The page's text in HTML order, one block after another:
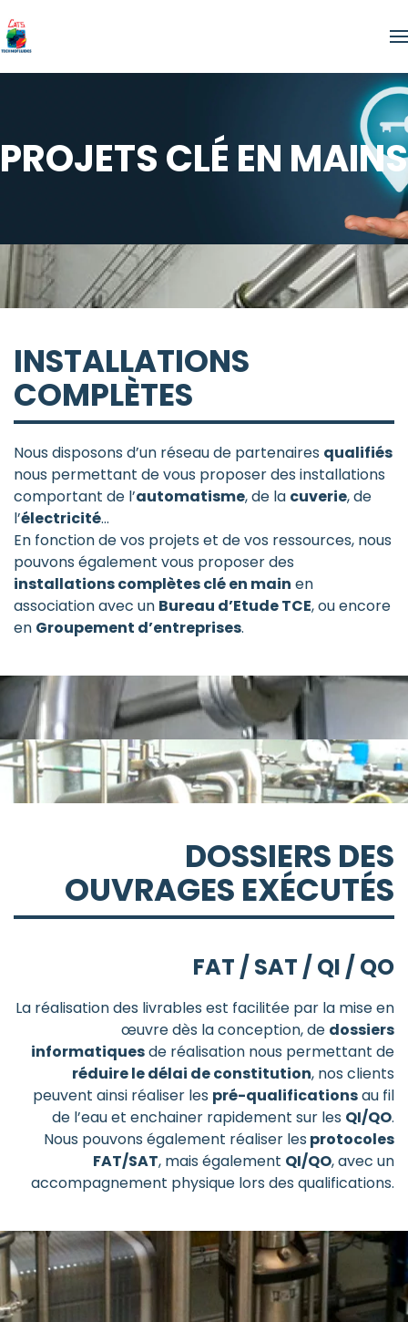
PROJETS CLÉ EN MAINS
INSTALLATIONS
COMPLÈTES
Nous disposons d’un réseau de partenaires qualifiés
nous permettant de vous proposer des installations
comportant de l’automatisme, de la cuverie, de
l’électricité…
En fonction de vos projets et de vos ressources, nous
pouvons également vous proposer des
installations complètes clé en main en
association avec un Bureau d’Etude TCE, ou encore
en Groupement d’entreprises.
DOSSIERS DES
OUVRAGES EXÉCUTÉS
FAT / SAT / QI / QO
La réalisation des livrables est facilitée par la mise en
œuvre dès la conception, de dossiers
informatiquesde réalisation nous permettant de
réduire le délai de constitution, nos clients
peuvent ainsi réaliser les pré-qualificationsau fil
de l’eau et enchainer rapidement sur les QI/QO.
Nous pouvons également réaliser les protocoles
FAT/SAT, mais également QI/QO, avec un
accompagnement physique lors des qualifications.